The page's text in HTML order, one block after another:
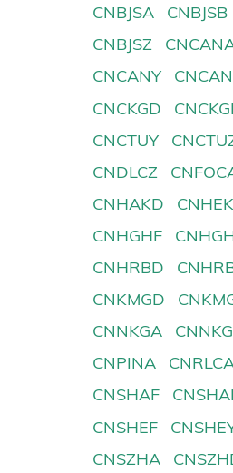
CNBJSA CNBJSB
CNBJSZ
CNCANY
CNCKGD
CNCTUY
CNDLCZ
CNHAKD
CNHGHF
CNHRBD
CNKMGD
CNNKGA
CNPINA
CNSHAF
CNSHEF
CNSZHA